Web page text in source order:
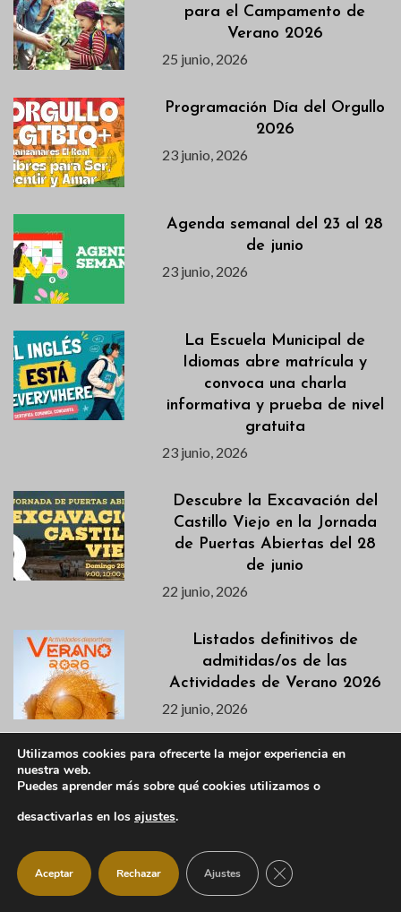
para el Campamento de
Verano 2026
25 junio, 2026
Programación Día del Orgullo
2026
23 junio, 2026
Agenda semanal del 23 al 28
de junio
23 junio, 2026
La Escuela Municipal de
Idiomas abre matrícula y
convoca una charla
informativa y prueba de nivel
gratuita
23 junio, 2026
Descubre la Excavación del
Castillo Viejo en la Jornada
de Puertas Abiertas del 28
de junio
22 junio, 2026
Listados definitivos de
admitidas/os de las
Actividades de Verano 2026
22 junio, 2026
La Escuela de Talentos de
IM21 llega a Manzanares El
22 junio, 2026
Descubre en este vídeo el
avance de la segunda semana
Utilizamos cookies para ofrecerte la mejor experiencia en
nuestra web.
Puedes aprender más sobre qué cookies utilizamos o
desactivarlas en los ajustes.
Aceptar Rechazar Ajustes CERRAR EL